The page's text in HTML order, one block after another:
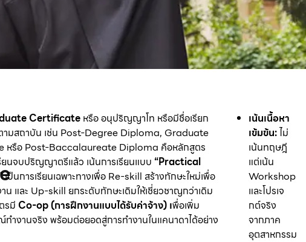
Certificateหรือ อนุปริญญาโท หรือมีชื่อเรียก
ามสถาบัน เช่น Post-Degree Diploma, Graduate
หรือ Post-Baccalaureate Diploma คือหลักสูตร
ยนจบปริญญาตรีแล้ว เน้นการเรียนแบบ“Practical
เป็นการเรียนเฉพาะทางเพื่อ Re-skill สร้างทักษะใหม่เพื่อ
น และ Up-skill ยกระดับทักษะเดิมให้เชี่ยวชาญกว่าเดิม
รมี Co-op (การฝึกงานแบบได้รับค่าจ้าง) เพื่อเพิ่ม
ทำงานจริง พร้อมต่อยอดสู่การทำงานในแคนาดาได้อย่าง
เน้นเนื้อหา
เข้มข้น:ไม่
เน้นทฤษฎี
แต่เน้น
Workshop
และโปรเจ
กต์จริง
จากภาค
อุตสาหกรรม